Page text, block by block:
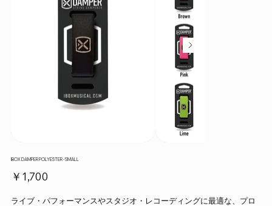
IBOX DAMPER POLYESTER - SMALL
価
格
￥1,700
ライブ・パフォーマンスやスタジオ・レコーディングに最適な、プロ